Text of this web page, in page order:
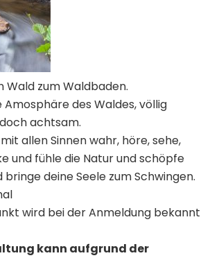
Wald zum Waldbaden.
Amosphäre des Waldes, völlig
achtsam.
allen Sinnen wahr, höre, sehe,
und fühle die Natur und schöpfe
deine Seele zum Schwingen.
wird bei der Anmeldung bekannt
kann aufgrund der